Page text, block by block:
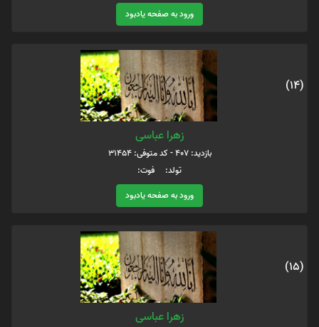
ورود به صفحه یادبود
(14)
زهرا عباسی
بازدید: 407 - کد متوفی: 31454
تولد: فوت:
ورود به صفحه یادبود
(15)
زهرا عباسی